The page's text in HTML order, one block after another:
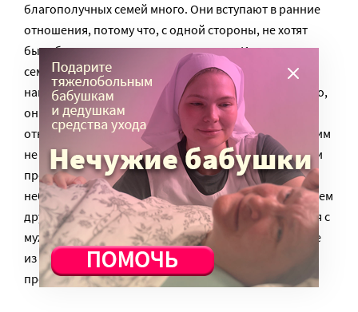
благополучных семей много. Они вступают в ранние
отношения, потому что, с одной стороны, не хотят
быть белыми воронами среди подруг. Кроме того, в
семье им не хватает тепла и любви, и они надеются
найти это тепло в отношениях с мужчинами. Конечно,
они его там не находят. Но вступают они в такие
отношения не потому, что развратны, а потому, что им
не хватает тепла и любви. То же самое могу сказать и
про несовершеннолетних девочек из
неблагополучных семей. Атмосфера у них дома совсем
другая, но и они часто вступают в ранние отношения с
мужчинами в поисках привязанности, тепла. Многие
из них хотели бы взять малыша, но не могли пойти
против воли родителей.